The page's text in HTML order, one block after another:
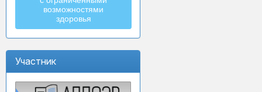
возможностями
здоровья
Участник